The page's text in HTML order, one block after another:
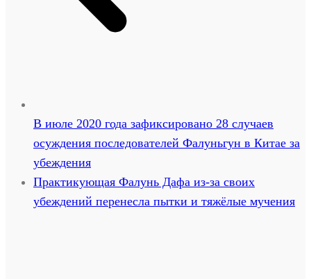
В июле 2020 года зафиксировано 28 случаев
осуждения последователей Фалуньгун в Китае за
убеждения
Практикующая Фалунь Дафа из-за своих
убеждений перенесла пытки и тяжёлые мучения